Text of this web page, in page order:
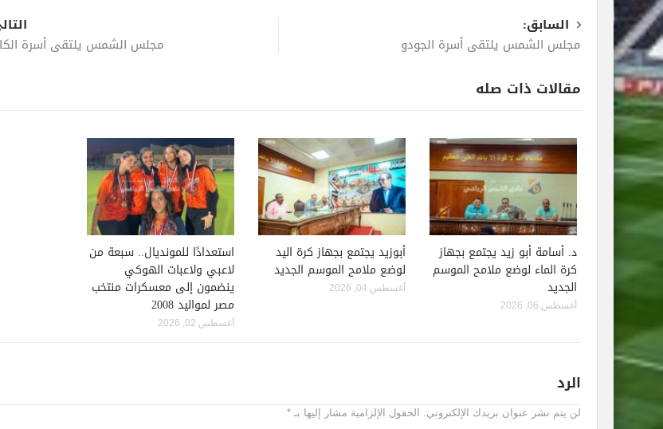
السابق:
مجلس الشمس يلتقي أسرة الجودو
مجلس الشمس يلتقي أسرة
مقالات ذات صله
د. أسامة أبو زيد يجتمع بجهاز
كرة الماء لوضع ملامح الموسم
الجديد
أغسطس 06, 2026
أبوزيد يجتمع بجهاز كرة اليد
لوضع ملامح الموسم الجديد
أغسطس 04, 2026
استعدادًا للمونديال.. سبعة من
لاعبي ولاعبات الهوكي
ينضمون إلى معسكرات منتخب
مصر لمواليد 2008
أغسطس 02, 2026
الرد
لن يتم نشر عنوان بريدك الإلكتروني. الحقول الإلزامية مشار إليها بـ *